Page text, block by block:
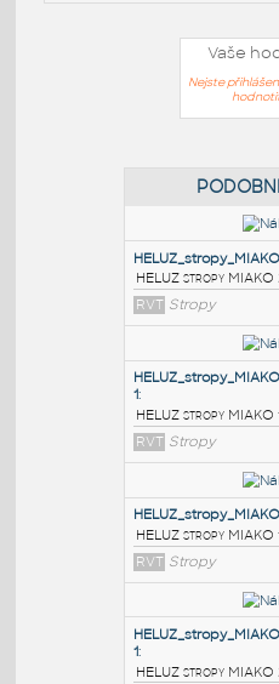
Vaše
Nejste
HELUZ stropy
RVT Stropy
1